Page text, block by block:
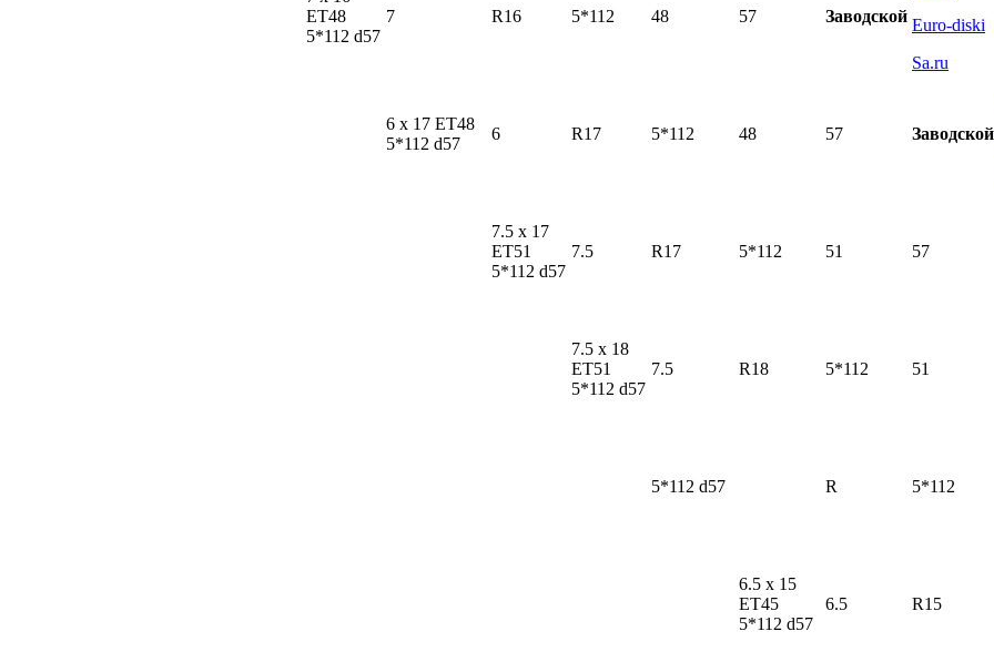
ET48
5*112 d57
7 R16 5*112 48 57 Заводской Euro-diski
Sa.ru
6 x 17 ET48
5*112 d57
6 R17 5*112 48 57 Заводской
7.5 x 17
ET51
5*112 d57
7.5 R17 5*112 51 57
7.5 x 18
ET51
5*112 d57
7.5 R18 5*112 51
5*112 d57 R 5*112
6.5 x 15
ET45
5*112 d57
6.5 R15